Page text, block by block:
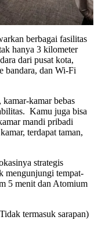
berbagai fasilitas
hanya 3 kilometer
dari pusat kota,
bandara, dan Wi-Fi
kamar bebas
Kamu juga bisa
mandi pribadi
terdapat taman,
strategis
mengunjungi tempat-
5 menit dan Atomium
termasuk sarapan)